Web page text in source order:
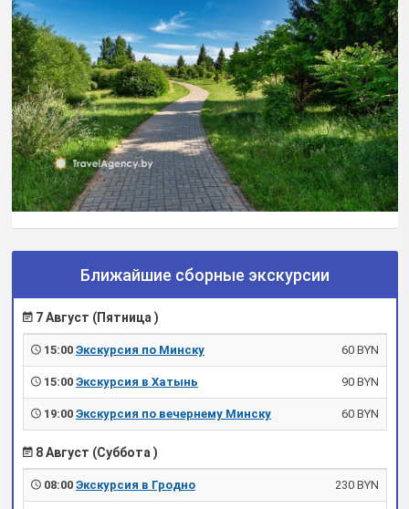
Ближайшие сборные экскурсии
7 Август (Пятница )
15:00 Экскурсия по Минску 60 BYN
15:00 Экскурсия в Хатынь 90 BYN
19:00 Экскурсия по вечернему Минску 60 BYN
8 Август (Суббота )
08:00 Экскурсия в Гродно 230 BYN